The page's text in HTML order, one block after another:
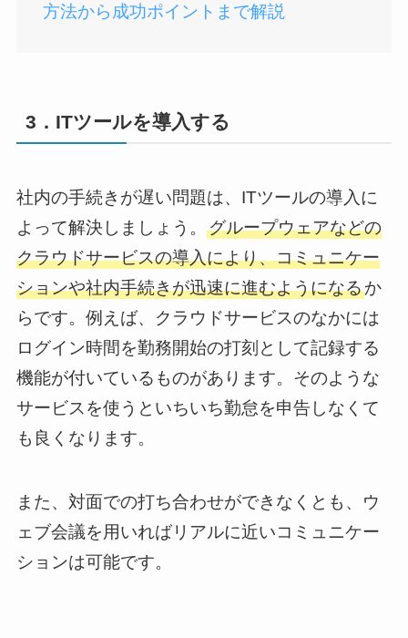
方法から成功ポイントまで解説
3．ITツールを導入する
社内の手続きが遅い問題は、ITツールの導入に
よって解決しましょう。 グループウェアなどの
クラウドサービスの導入により、コミュニケー
ションや社内手続きが迅速に進むようになるか
らです。例えば、クラウドサービスのなかには
ログイン時間を勤務開始の打刻として記録する
機能が付いているものがあります。そのような
サービスを使うといちいち勤怠を申告しなくて
も良くなります。
また、対面での打ち合わせができなくとも、ウ
ェブ会議を用いればリアルに近いコミュニケー
ションは可能です。